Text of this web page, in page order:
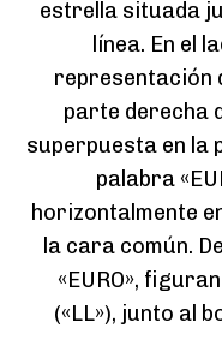
estrella situada
línea. En el
representación
parte derecha
superpuesta en la
palabra
horizontalmente
la cara común.
«EURO»,
(«LL»), junto al